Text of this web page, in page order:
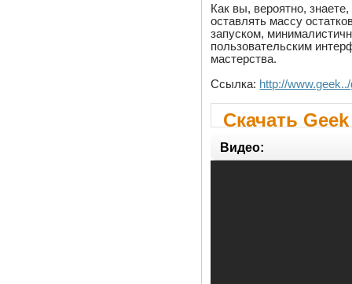
Как вы, вероятно,
оставлять массу
запуском,
пользовательским
мастерства.
Ссылка: http://
Скачать
Видео: